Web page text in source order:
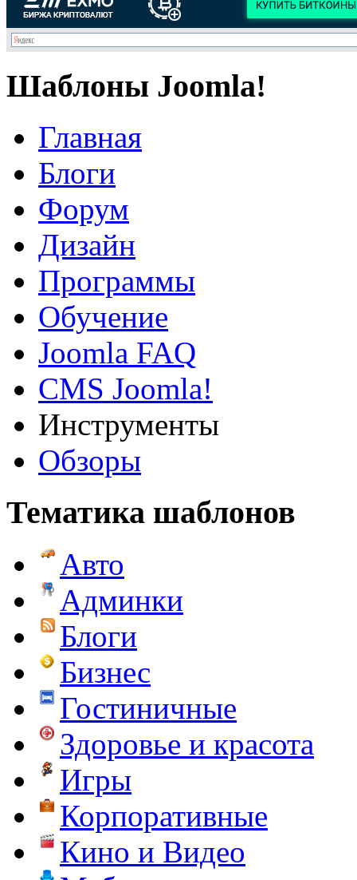
Шаблоны Joomla!
Главная
Блоги
Форум
Дизайн
Программы
Обучение
Joomla FAQ
CMS Joomla!
Инструменты
Обзоры
Тематика шаблонов
Авто
Админки
Блоги
Бизнес
Гостиничные
Здоровье и красота
Игры
Корпоративные
Кино и Видео